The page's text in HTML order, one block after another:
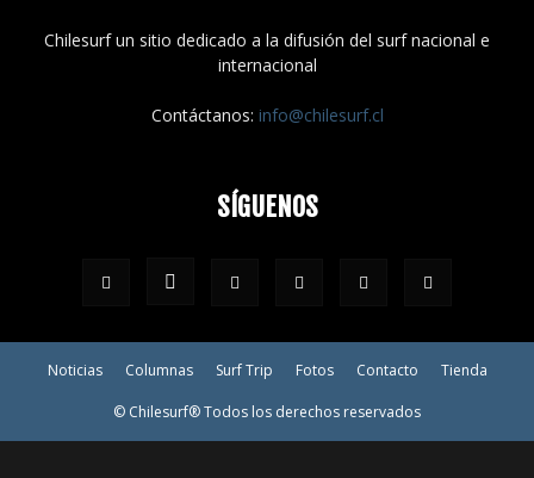
Chilesurf un sitio dedicado a la difusión del surf nacional e
internacional
Contáctanos: info@chilesurf.cl
SÍGUENOS
Noticias Columnas Surf Trip Fotos Contacto Tienda
© Chilesurf® Todos los derechos reservados